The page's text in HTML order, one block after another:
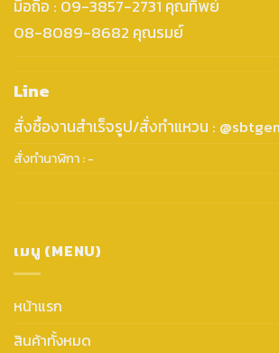
มือถือ : 09-3857-2731 คุณทิพย์
08-8089-8682 คุณรมย์
Line
สั่งซื้องานสำเร็จรูป/สั่งทำแหวน :
สั่งทำนาฬิกา : -
เมนู (MENU)
หน้าแรก
สินค้าทั้งหมด